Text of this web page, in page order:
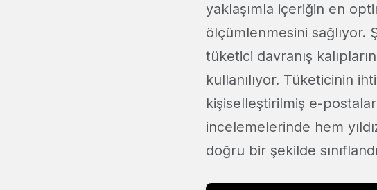
yaklaşımla içeriğin en
ölçümlenmesini sağlıyor.
tüketici davranış
kullanılıyor. Tüketicinin
kişiselleştirilmiş e-postalar
incelemelerinde hem
doğru bir şekilde